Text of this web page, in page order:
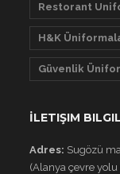
Restorant
H&K
Güvenlik
İLETIŞIM
Adres: Sugözü
(Alanya çevre yolu